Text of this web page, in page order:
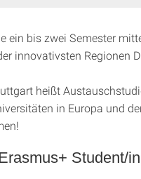
ein bis zwei Semester
innovativsten Regionen
heißt
in Europa und
Student/